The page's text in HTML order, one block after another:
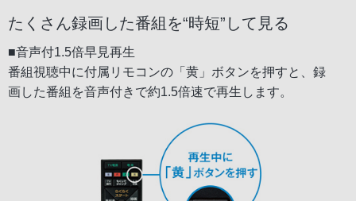
たくさん録画した番組を“時短”して見る
■音声付1.5倍早見再生
番組視聴中に付属リモコンの「黄」ボタンを押すと、録
画した番組を音声付きで約1.5倍速で再生します。